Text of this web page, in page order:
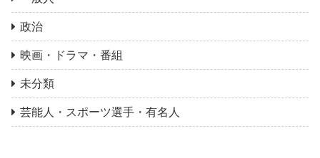
政治
映画・ドラマ・番組
未分類
芸能人・スポーツ選手・有名人